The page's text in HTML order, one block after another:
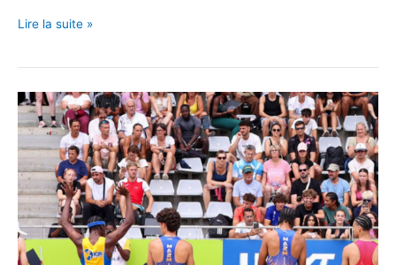
Lire la suite »
CHARLÉTY
2026
UN
BEAU
BILAN
POUR
L’OCCITANIE
AUX